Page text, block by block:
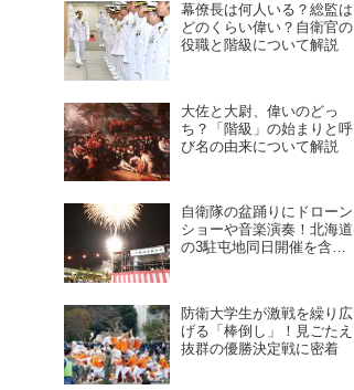
幕僚長は何人いる？総監は
どのくらい偉い？自衛官の
役職と階級について解説
大佐と大尉、偉いのどっ
ち？「階級」の始まりと呼
び名の由来について解説
自衛隊の盆踊りにドローン
ショーや音楽演奏！北海道
の3駐屯地同日開催を含
防衛大学生が激戦を繰り広
げる「棒倒し」！見ごたえ
抜群の優勝決定戦に密着